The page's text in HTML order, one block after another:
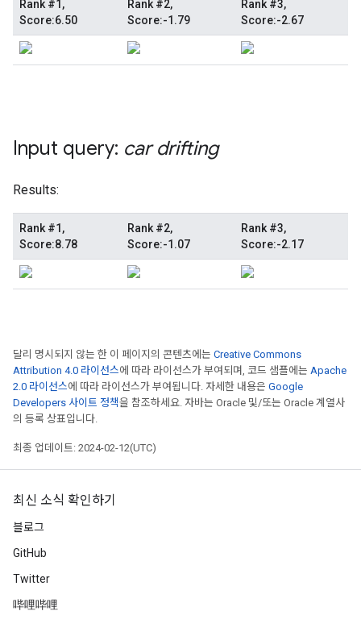
달리 명시되지 않는 한 이 페이지의 콘텐츠에는 Creative Commons
Attribution 4.0 라이선스에 따라 라이선스가 부여되며, 코드 샘플에는 Apache
2.0 라이선스에 따라 라이선스가 부여됩니다. 자세한 내용은 Google
Developers 사이트 정책을 참조하세요. 자바는 Oracle 및/또는 Oracle 계열사
의 등록 상표입니다.
최종 업데이트: 2024-02-12(UTC)
최신 소식 확인하기
블로그
GitHub
Twitter
哔哩哔哩